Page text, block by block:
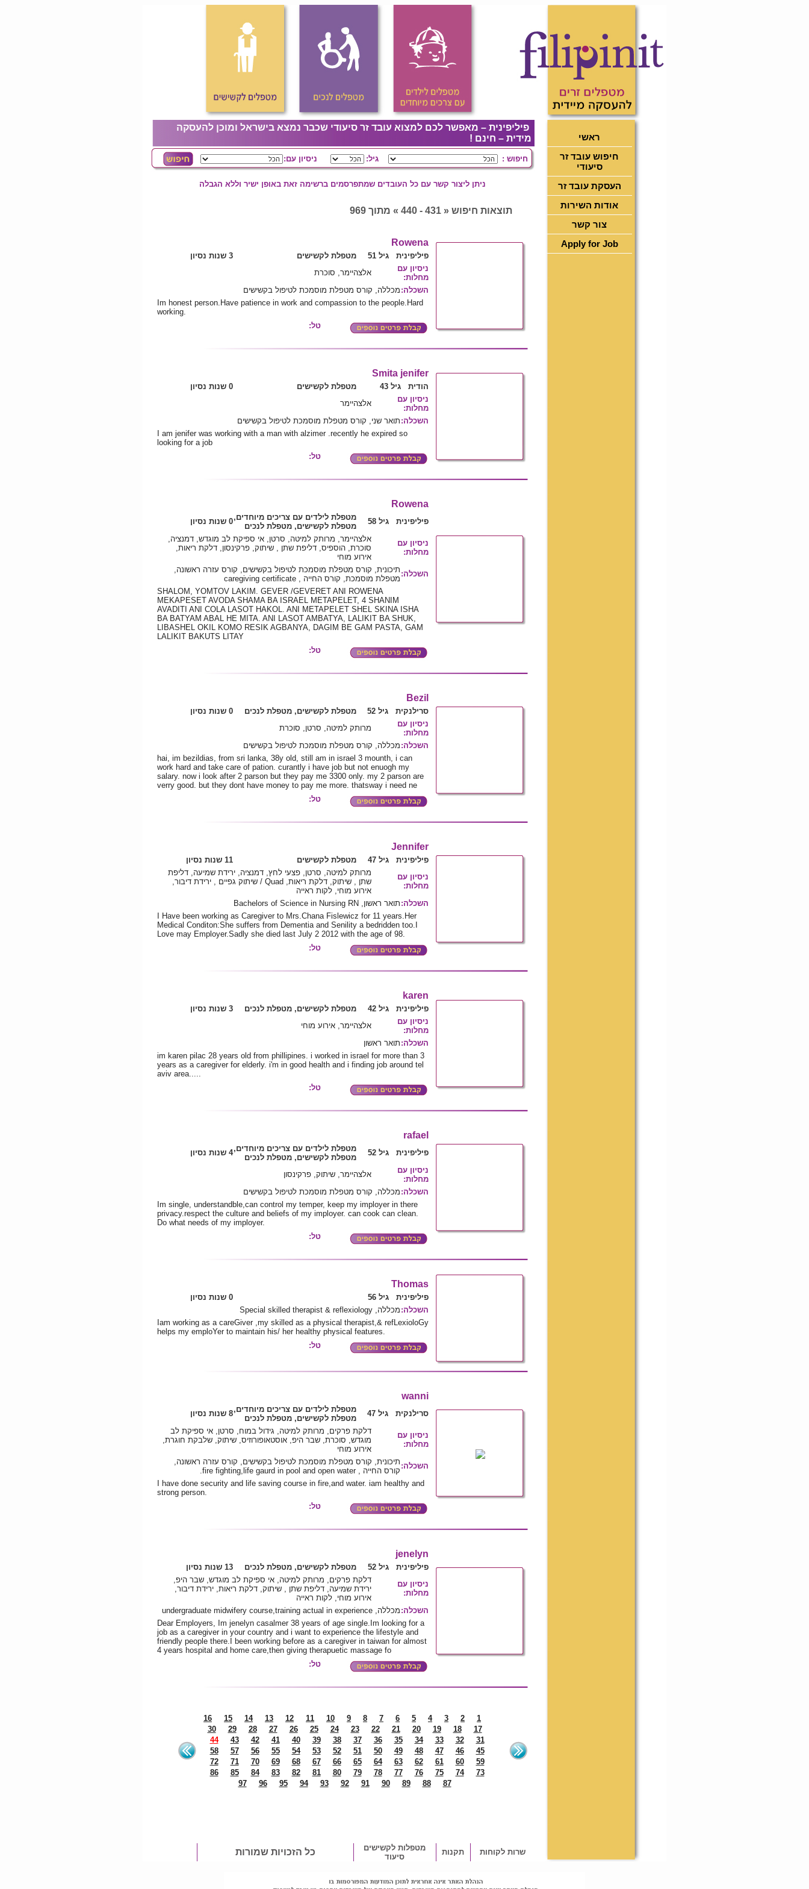
ראשי
חיפוש עובד זר
סיעודי
העסקת עובד זר
אודות השירות
צור קשר
Apply for Job
פיליפינית – מאפשר לכם למצוא עובד זר סיעודי שכבר נמצא בישראל ומוכן להעסקה
מידית – חינם !
חיפוש : גיל: ניסיון עם:
ניתן ליצור קשר עם כל העובדים שמתפרסמים ברשימה זאת באופן ישיר וללא הגבלה
תוצאות חיפוש « 431 - 440 » מתוך 969
Rowena
פיליפינית גיל 51 מטפלת לקשישים
3 שנות נסיון
ניסיון עם
מחלות:
אלצהיימר, סוכרת
השכלה: מכללה, קורס מטפלת מוסמכת לטיפול בקשישים
Im honest person.Have patience in work and compassion to the people.Hard
working.
טל:
Smita jenifer
הודית גיל 43 מטפלת לקשישים
0 שנות נסיון
ניסיון עם
מחלות:
אלצהיימר
השכלה: תואר שני, קורס מטפלת מוסמכת לטיפול בקשישים
I am jenifer was working with a man with alzimer .recently he expired so
looking for a job
טל:
Rowena
פיליפינית גיל 58
מטפלת לילדים עם צריכים מיוחדים,
מטפלת לקשישים, מטפלת לנכים
0 שנות נסיון
ניסיון עם
מחלות:
אלצהיימר, מרותק למיטה, סרטן, אי ספיקת לב מוגדש, דמנציה,
סוכרת, הוספיס, דליפת שתן , שיתוק, פרקינסון, דלקת ריאות,
אירוע מוחי
השכלה: תיכונית, קורס מטפלת מוסמכת לטיפול בקשישים, קורס עזרה ראשונה,
מטפלת מוסמכת, קורס החייה , caregiving certificate
SHALOM, YOMTOV LAKIM. GEVER /GEVERET ANI ROWENA
MEKAPESET AVODA SHAMA BA ISRAEL METAPELET, 4 SHANIM
AVADITI ANI COLA LASOT HAKOL. ANI METAPELET SHEL SKINA ISHA
BA BATYAM ABAL HE MITA. ANI LASOT AMBATYA, LALIKIT BA SHUK,
LIBASHEL OKIL KOMO RESIK AGBANYA, DAGIM BE GAM PASTA, GAM
LALIKIT BAKUTS LITAY
טל:
Bezil
סרילנקית גיל 52 מטפלת לקשישים, מטפלת לנכים
0 שנות נסיון
ניסיון עם
מחלות:
מרותק למיטה, סרטן, סוכרת
השכלה: מכללה, קורס מטפלת מוסמכת לטיפול בקשישים
hai, im bezildias, from sri lanka, 38y old, still am in israel 3 mounth, i can
work hard and take care of pation. curantly i have job but not enuogh my
salary. now i look after 2 parson but they pay me 3300 only. my 2 parson are
verry good. but they dont have money to pay me more. thatsway i need ne
טל:
Jennifer
פיליפינית גיל 47 מטפלת לקשישים
11 שנות נסיון
ניסיון עם
מחלות:
מרותק למיטה, סרטן, פצעי לחץ, דמנציה, ירידת שמיעה, דליפת
שתן , שיתוק, דלקת ריאות, Quad / שיתוק גפיים , ירידת דיבור,
אירוע מוחי, לקות ראייה
השכלה: תואר ראשון, Bachelors of Science in Nursing RN
I Have been working as Caregiver to Mrs.Chana Fislewicz for 11 years.Her
Medical Conditon:She suffers from Dementia and Senility a bedridden too.I
Love may Employer.Sadly she died last July 2 2012 with the age of 98.
טל:
karen
פיליפינית גיל 42 מטפלת לקשישים, מטפלת לנכים
3 שנות נסיון
ניסיון עם
מחלות:
אלצהיימר, אירוע מוחי
השכלה: תואר ראשון
im karen pilac 28 years old from phillipines. i worked in israel for more than 3
years as a caregiver for elderly. i'm in good health and i finding job around tel
aviv area.....
טל:
rafael
פיליפינית גיל 52
מטפלת לילדים עם צריכים מיוחדים,
מטפלת לקשישים, מטפלת לנכים
4 שנות נסיון
ניסיון עם
מחלות:
אלצהיימר, שיתוק, פרקינסון
השכלה: מכללה, קורס מטפלת מוסמכת לטיפול בקשישים
Im single, understandble,can control my temper, keep my imployer in there
privacy.respect the culture and beliefs of my imployer. can cook can clean.
Do what needs of my imployer.
טל:
Thomas
פיליפינית גיל 56
0 שנות נסיון
השכלה: מכללה, Special skilled therapist & reflexiology
Iam working as a careGiver ,my skilled as a physical therapist,& refLexioloGy
helps my emploYer to maintain his/ her healthy physical features.
טל:
wanni
סרילנקית גיל 47
מטפלת לילדים עם צריכים מיוחדים,
מטפלת לקשישים, מטפלת לנכים
8 שנות נסיון
ניסיון עם
מחלות:
דלקת פרקים, מרותק למיטה, גידול במוח, סרטן, אי ספיקת לב
מוגדש, סוכרת, שבר היפ, אוסטאופורוזיס, שיתוק, שלבקת חוגרת,
אירוע מוחי
השכלה: תיכונית, קורס מטפלת מוסמכת לטיפול בקשישים, קורס עזרה ראשונה,
קורס החייה , fire fighting,life gaurd in pool and open water.
I have done security and life saving course in fire,and water. iam healthy and
strong person.
טל:
jenelyn
פיליפינית גיל 52 מטפלת לקשישים, מטפלת לנכים
13 שנות נסיון
ניסיון עם
מחלות:
דלקת פרקים, מרותק למיטה, אי ספיקת לב מוגדש, שבר היפ,
ירידת שמיעה, דליפת שתן , שיתוק, דלקת ריאות, ירידת דיבור,
אירוע מוחי, לקות ראייה
השכלה: מכללה, undergraduate midwifery course,training actual in experience
Dear Employers, Im jenelyn casalmer 38 years of age single.Im looking for a
job as a caregiver in your country and i want to experience the lifestyle and
friendly people there.I been working before as a caregiver in taiwan for almost
4 years hospital and home care,then giving therapuetic massage fo
טל:
1
2
3
4
5
6
7
8
9
10
11
12
13
14
15
16
17
18
19
20
21
22
23
24
25
26
27
28
29
30
31
32
33
34
35
36
37
38
39
40
41
42
43
44
45
46
47
48
49
50
51
52
53
54
55
56
57
58
59
60
61
62
63
64
65
66
67
68
69
70
71
72
73
74
75
76
77
78
79
80
81
82
83
84
85
86
87
88
89
90
91
92
93
94
95
96
97
שרות לקוחות תקנות
מטפלות לקשישים
סיעוד
כל הזכויות שמורות